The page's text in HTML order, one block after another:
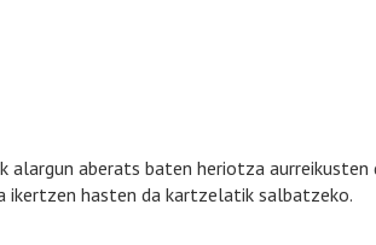
alargun aberats baten heriotza aurreikusten
ikertzen hasten da kartzelatik salbatzeko.